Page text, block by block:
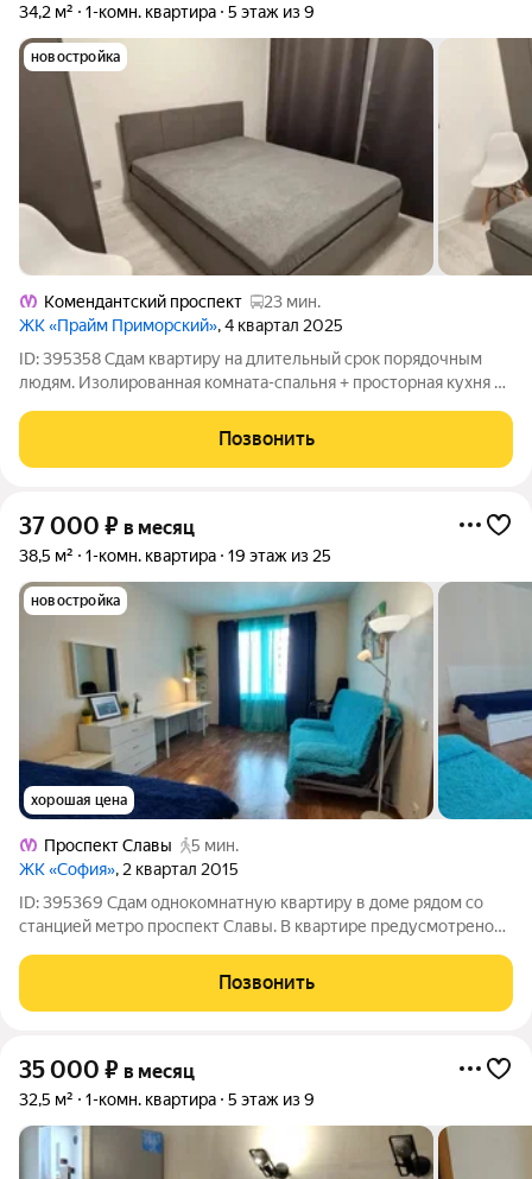
34,2 м² 1-комн. квартира 5 этаж из 9
новостройка
Комендантский проспект
23 мин.
ЖК «Прайм Приморский», 4 квартал 2025
ID: 395358 Сдам квартиру на длительный срок порядочным
людям. Изолированная комната-спальня + просторная кухня с
новый, ремонт новый. Необходимая мебель и техника есть (в
комнате двуспальная
Позвонить
37 000 ₽ в месяц
38,5 м² 1-комн. квартира 19 этаж из 25
новостройка
хорошая цена
Проспект Славы
5 мин.
ЖК «София», 2 квартал 2015
ID: 395369 Сдам однокомнатную квартиру в доме рядом со
станцией метро проспект Славы. В квартире предусмотрено
микроволновая печь, холодильник, электрическая плита.
Квартира сдается на длительный срок
Позвонить
35 000 ₽ в месяц
32,5 м² 1-комн. квартира 5 этаж из 9